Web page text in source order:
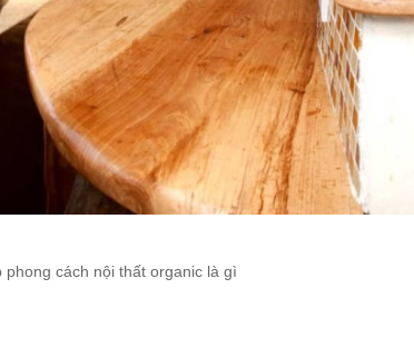
cách nội thất organic là gì